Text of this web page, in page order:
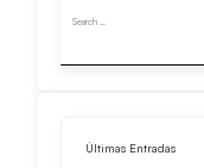
Últimas Entradas